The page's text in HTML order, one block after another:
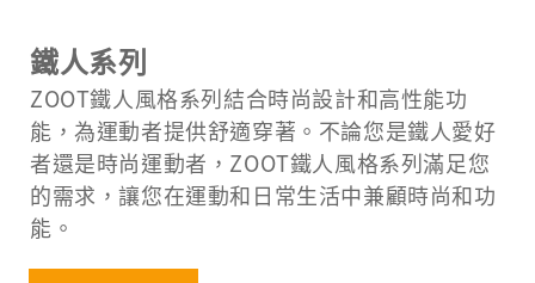
鐵人系列
ZOOT鐵人風格系列結合時尚設計和高性能功
能，為運動者提供舒適穿著。不論您是鐵人愛好
者還是時尚運動者，ZOOT鐵人風格系列滿足您
的需求，讓您在運動和日常生活中兼顧時尚和功
能。